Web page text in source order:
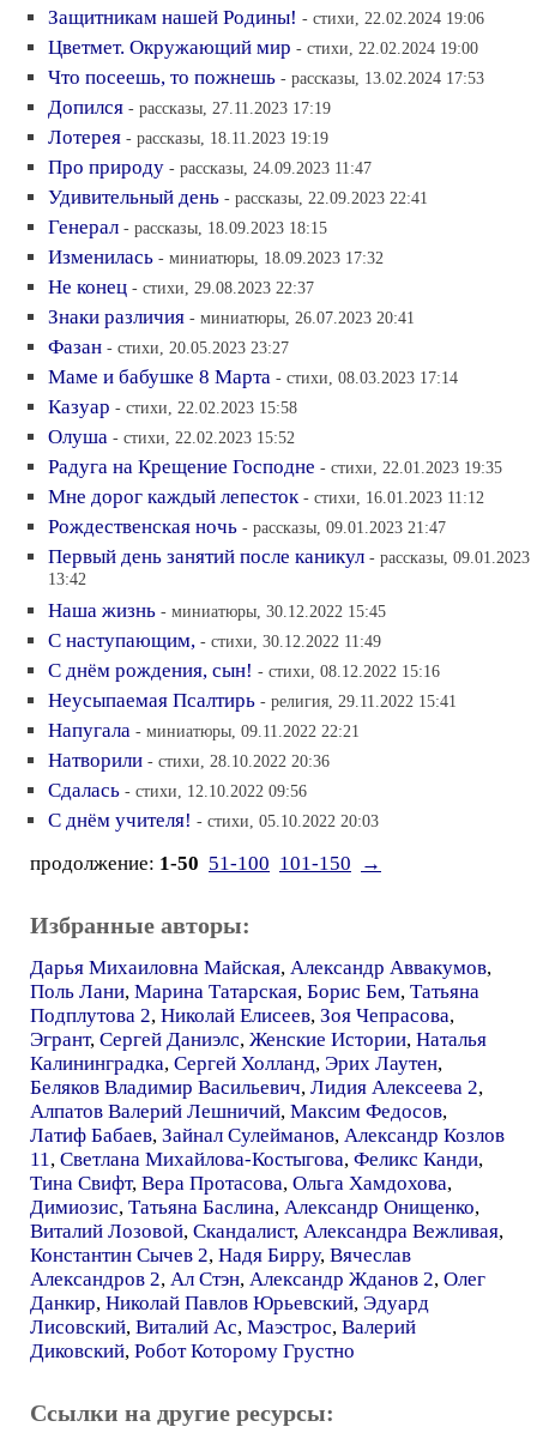
Защитникам нашей Родины! - стихи, 22.02.2024 19:06
Цветмет. Окружающий мир - стихи, 22.02.2024 19:00
Что посеешь, то пожнешь - рассказы, 13.02.2024 17:53
Допился - рассказы, 27.11.2023 17:19
Лотерея - рассказы, 18.11.2023 19:19
Про природу - рассказы, 24.09.2023 11:47
Удивительный день - рассказы, 22.09.2023 22:41
Генерал - рассказы, 18.09.2023 18:15
Изменилась - миниатюры, 18.09.2023 17:32
Не конец - стихи, 29.08.2023 22:37
Знаки различия - миниатюры, 26.07.2023 20:41
Фазан - стихи, 20.05.2023 23:27
Маме и бабушке 8 Марта - стихи, 08.03.2023 17:14
Казуар - стихи, 22.02.2023 15:58
Олуша - стихи, 22.02.2023 15:52
Радуга на Крещение Господне - стихи, 22.01.2023 19:35
Мне дорог каждый лепесток - стихи, 16.01.2023 11:12
Рождественская ночь - рассказы, 09.01.2023 21:47
Первый день занятий после каникул - рассказы, 09.01.2023
13:42
Наша жизнь - миниатюры, 30.12.2022 15:45
С наступающим, - стихи, 30.12.2022 11:49
С днём рождения, сын! - стихи, 08.12.2022 15:16
Неусыпаемая Псалтирь - религия, 29.11.2022 15:41
Напугала - миниатюры, 09.11.2022 22:21
Натворили - стихи, 28.10.2022 20:36
Сдалась - стихи, 12.10.2022 09:56
С днём учителя! - стихи, 05.10.2022 20:03
продолжение: 1-50 51-100 101-150 →
Избранные авторы:
Дарья Михаиловна Майская, Александр Аввакумов,
Поль Лани, Марина Татарская, Борис Бем, Татьяна
Подплутова 2, Николай Елисеев, Зоя Чепрасова,
Эгрант, Сергей Даниэлс, Женские Истории, Наталья
Калининградка, Сергей Холланд, Эрих Лаутен,
Беляков Владимир Васильевич, Лидия Алексеева 2,
Алпатов Валерий Лешничий, Максим Федосов,
Латиф Бабаев, Зайнал Сулейманов, Александр Козлов
11, Светлана Михайлова-Костыгова, Феликс Канди,
Тина Свифт, Вера Протасова, Ольга Хамдохова,
Димиозис, Татьяна Баслина, Александр Онищенко,
Виталий Лозовой, Скандалист, Александра Вежливая,
Константин Сычев 2, Надя Бирру, Вячеслав
Александров 2, Ал Стэн, Александр Жданов 2, Олег
Данкир, Николай Павлов Юрьевский, Эдуард
Лисовский, Виталий Ас, Маэстрос, Валерий
Диковский, Робот Которому Грустно
Ссылки на другие ресурсы: